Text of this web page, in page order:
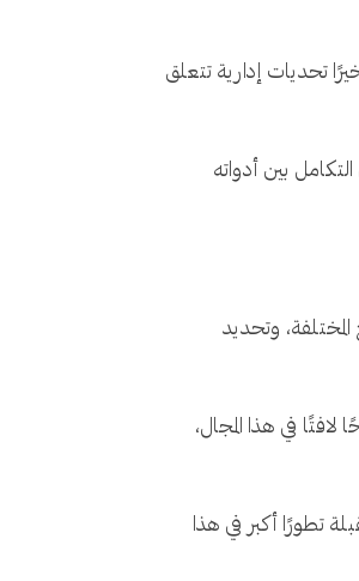
تحديات إدارية تتعلق
التكامل بين أدواته
وتحديد
في هذا المجال،
تطورًا أكبر في هذا